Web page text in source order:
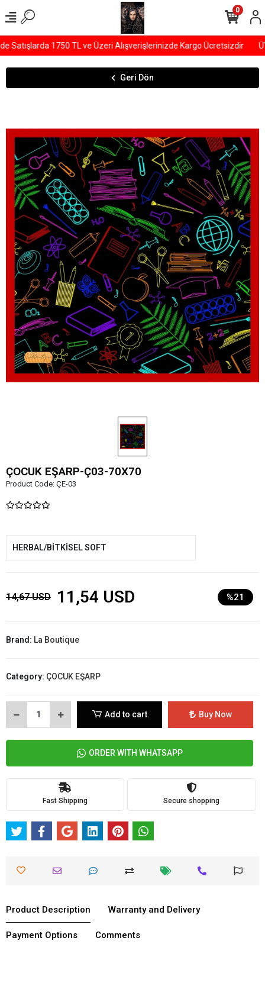
1750 TL ve Üzeri Alışverişlerinizde Kargo Ücretsizdir
0
Geri Dön
ÇOCUK EŞARP-Ç03-70X70
Product Code: ÇE-03
HERBAL/BİTKİSEL SOFT
14,67 USD 11,54 USD %21
Brand: La Boutique
Category: ÇOCUK EŞARP
Add to cart Buy Now
ORDER WITH WHATSAPP
Fast Shipping Secure shopping
Product Description Warranty and Delivery
Payment Options Comments